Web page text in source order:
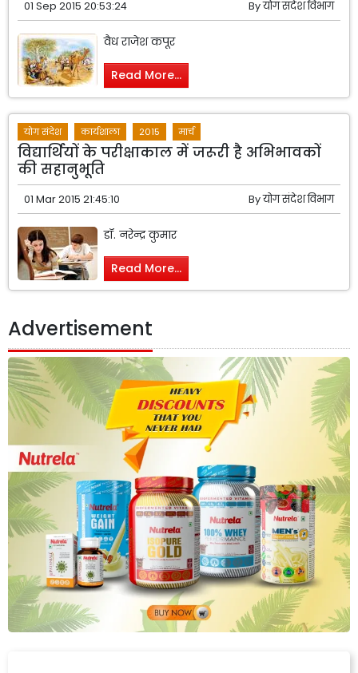
01 Sep 2015 20:53:24 Byयोग संदेश विभाग
वैध राजेश कपूर
Read More...
योग संदेश कार्यशाला 2015 मार्च
विद्यार्थियों के परीक्षाकाल में जरूरी है अभिभावकों
की सहानुभूति
01 Mar 2015 21:45:10 Byयोग संदेश विभाग
डॉ. नरेन्द्र कुमार
Read More...
Advertisement